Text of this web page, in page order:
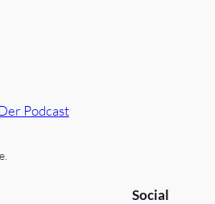
Podcast
Social